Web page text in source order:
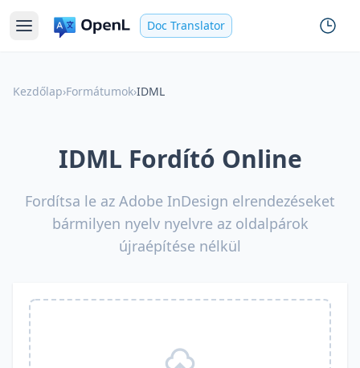
Doc Translator
Kezdőlap›Formátumok›IDML
IDML Fordító Online
Fordítsa le az Adobe InDesign elrendezéseket
bármilyen nyelv nyelvre az oldalpárok
újraépítése nélkül